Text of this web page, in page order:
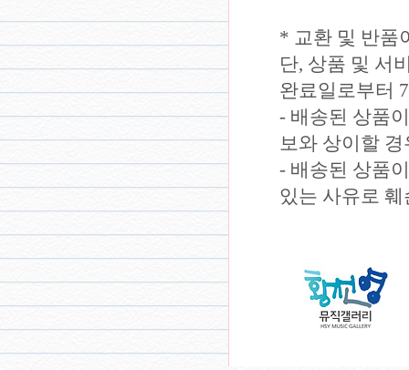
* 교환 및 반품
단, 상품 및 서
완료일로부터
- 배송된 상품
보와 상이할 경
- 배송된 상품
있는 사유로